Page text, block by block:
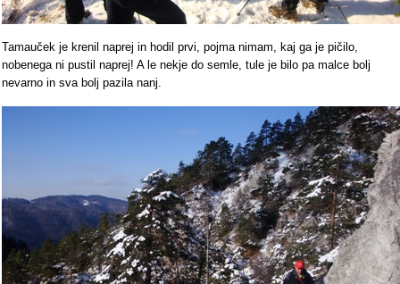
Tamauček je krenil naprej in hodil prvi, pojma nimam, kaj ga je pičilo,
nobenega ni pustil naprej! A le nekje do semle, tule je bilo pa malce bolj
nevarno in sva bolj pazila nanj.